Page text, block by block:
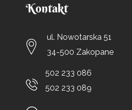
Kontakt
ul. Nowotarska 51
34-500 Zakopane
502 233 086
502 233 089